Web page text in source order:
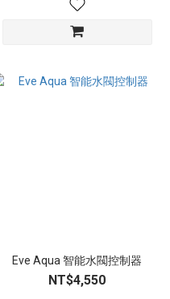
Eve Aqua 智能水閥控制器
NT$4,550